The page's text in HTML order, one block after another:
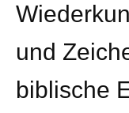
und
biblische